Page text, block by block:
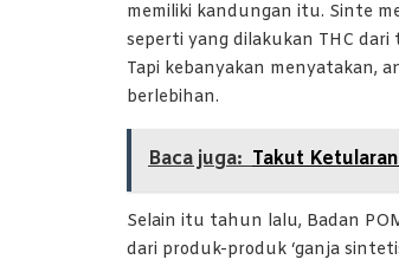
memiliki kandungan itu. Sinte
seperti yang dilakukan THC
Tapi kebanyakan menyatakan,
berlebihan.
Baca juga: Takut
Selain itu tahun lalu, Badan
dari produk-produk ‘ganja